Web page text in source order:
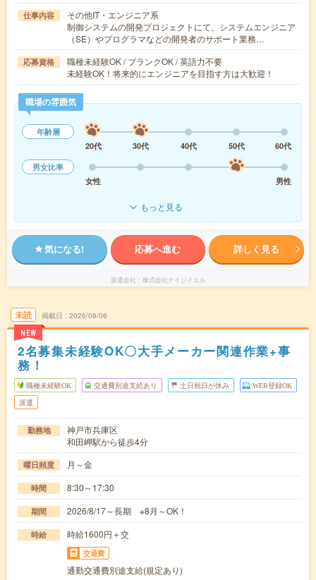
仕事内容
その他IT・エンジニア系
制御システムの開発プロジェクトにて、システムエンジニア
（SE）やプログラマなどの開発者のサポート業務…
応募資格
職種未経験OK / ブランクOK / 英語力不要
未経験OK！将来的にエンジニアを目指す方は大歓迎！
職場の雰囲気
年齢層
20代
30代 40代 50代
60代
男女比率
女性
男性
もっと見る
気になる! 応募へ進む 詳しく見る
派遣会社 株式会社テイジイエル
未読
NEW
掲載日 2026/08/06
2名募集未経験OK〇大手メーカー関連作業+事
務！
職種未経験OK 交通費別途支給あり 土日祝日が休み WEB登録OK
派遣
勤務地
神戸市兵庫区
和田岬駅から徒歩4分
曜日頻度 月～金
時間 8:30～17:30
期間 2026/8/17～長期 ※8月～OK！
時給 時給1600円＋交
交通費
通勤交通費別途支給(規定あり)